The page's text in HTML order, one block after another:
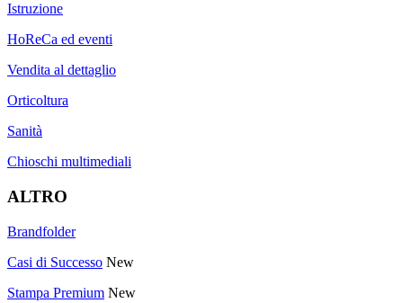
Istruzione
HoReCa ed eventi
Vendita al dettaglio
Orticoltura
Sanità
Chioschi multimediali
ALTRO
Brandfolder
Casi di Successo New
Stampa Premium New